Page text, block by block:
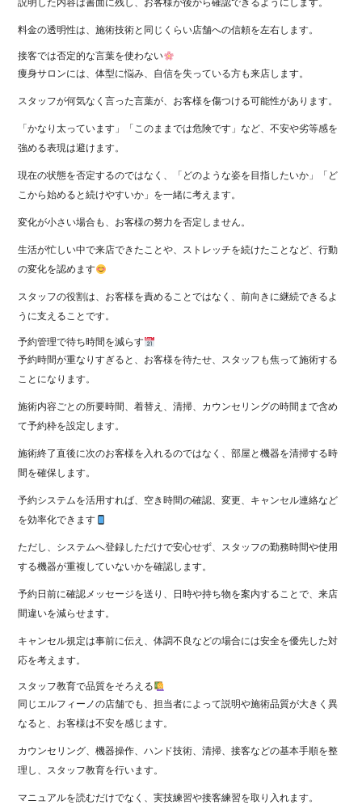
説明した内容は書面に残し、お客様が後から確認できるようにします。
料金の透明性は、施術技術と同じくらい店舗への信頼を左右します。
接客では否定的な言葉を使わない
痩身サロンには、体型に悩み、自信を失っている方も来店します。
スタッフが何気なく言った言葉が、お客様を傷つける可能性があります。
「かなり太っています」「このままでは危険です」など、不安や劣等感を
強める表現は避けます。
現在の状態を否定するのではなく、「どのような姿を目指したいか」「ど
こから始めると続けやすいか」を一緒に考えます。
変化が小さい場合も、お客様の努力を否定しません。
生活が忙しい中で来店できたことや、ストレッチを続けたことなど、行動
の変化を認めます
スタッフの役割は、お客様を責めることではなく、前向きに継続できるよ
うに支えることです。
予約管理で待ち時間を減らす
予約時間が重なりすぎると、お客様を待たせ、スタッフも焦って施術する
ことになります。
施術内容ごとの所要時間、着替え、清掃、カウンセリングの時間まで含め
て予約枠を設定します。
施術終了直後に次のお客様を入れるのではなく、部屋と機器を清掃する時
間を確保します。
予約システムを活用すれば、空き時間の確認、変更、キャンセル連絡など
を効率化できます
ただし、システムへ登録しただけで安心せず、スタッフの勤務時間や使用
する機器が重複していないかを確認します。
予約日前に確認メッセージを送り、日時や持ち物を案内することで、来店
間違いを減らせます。
キャンセル規定は事前に伝え、体調不良などの場合には安全を優先した対
応を考えます。
スタッフ教育で品質をそろえる
同じエルフィーノの店舗でも、担当者によって説明や施術品質が大きく異
なると、お客様は不安を感じます。
カウンセリング、機器操作、ハンド技術、清掃、接客などの基本手順を整
理し、スタッフ教育を行います。
マニュアルを読むだけでなく、実技練習や接客練習を取り入れます。